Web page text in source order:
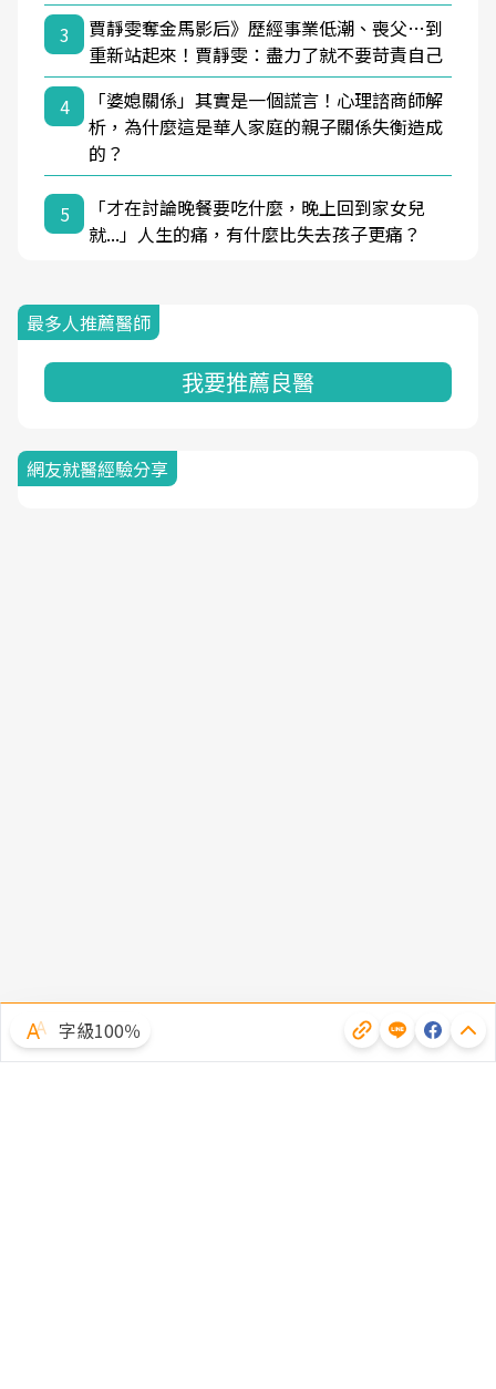
3
賈靜雯奪金馬影后》歷經事業低潮、喪父…到
重新站起來！賈靜雯：盡力了就不要苛責自己
4
「婆媳關係」其實是一個謊言！心理諮商師解
析，為什麼這是華人家庭的親子關係失衡造成
的？
5
「才在討論晚餐要吃什麼，晚上回到家女兒
就...」人生的痛，有什麼比失去孩子更痛？
最多人推薦醫師
我要推薦良醫
網友就醫經驗分享
字級100％